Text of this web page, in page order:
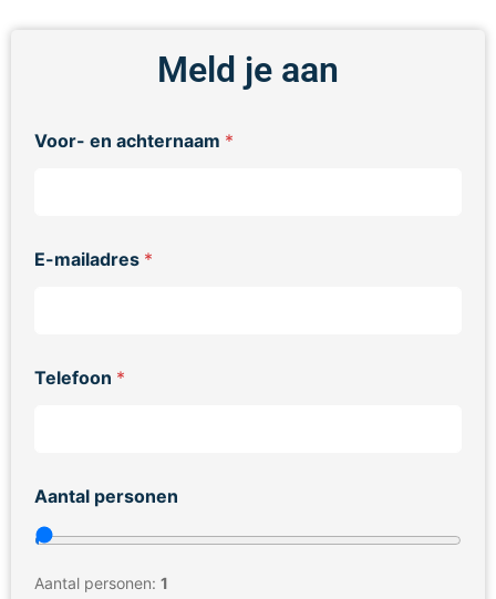
Meld je aan
Voor- en achternaam *
E-mailadres *
Telefoon *
Aantal personen
Aantal personen: 1